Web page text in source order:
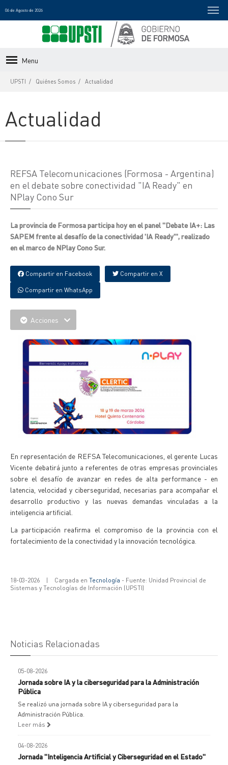
06 de Agosto de 2026
Menu
UPSTI Quiénes Somos Actualidad
Actualidad
REFSA Telecomunicaciones (Formosa - Argentina)
en el debate sobre conectividad "IA Ready" en
NPlay Cono Sur
La provincia de Formosa participa hoy en el panel "Debate IA+: Las
SAPEM frente al desafío de la conectividad 'IA Ready'", realizado
en el marco de NPlay Cono Sur.
Compartir en Facebook Compartir en X
Compartir en WhatsApp
Acciones
En representación de REFSA Telecomunicaciones, el gerente Lucas
Vicente debatirá junto a referentes de otras empresas provinciales
sobre el desafío de avanzar en redes de alta performance - en
latencia, velocidad y ciberseguridad, necesarias para acompañar el
desarrollo productivo y las nuevas demandas vinculadas a la
inteligencia artificial.
La participación reafirma el compromiso de la provincia con el
fortalecimiento de la conectividad y la innovación tecnológica.
18-03-2026 | Cargada en Tecnología - Fuente: Unidad Provincial de
Sistemas y Tecnologías de Información (UPSTI)
Noticias Relacionadas
05-08-2026
Jornada sobre IA y la ciberseguridad para la Administración
Pública
Se realizó una jornada sobre IA y ciberseguridad para la
Administración Pública.
Leer más
04-08-2026
Jornada "Inteligencia Artificial y Ciberseguridad en el Estado"